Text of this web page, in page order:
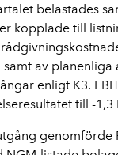
belastades
kopplade till
samt av planenliga
enligt K3.
till -1,3
genomförde